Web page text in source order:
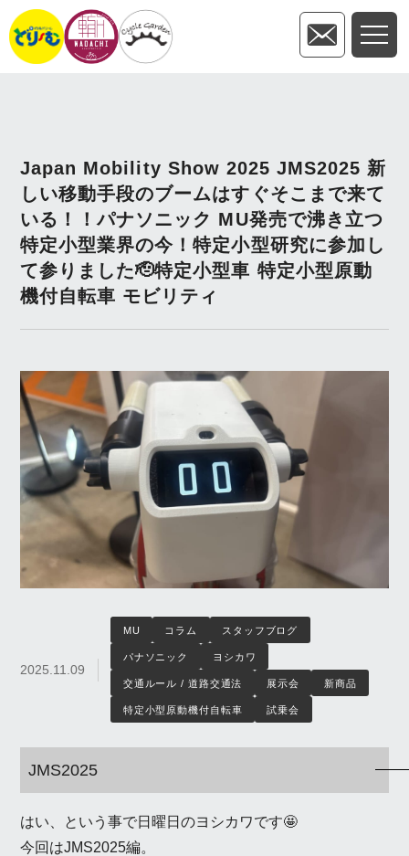
Japan Mobility Show 2025 JMS2025 新
しい移動手段のブームはすぐそこまで来て
いる！！パナソニック MU発売で沸き立つ
特定小型業界の今！特定小型研究に参加し
て参りました🫡特定小型車 特定小型原動
機付自転車 モビリティ
2025.11.09
MU コラム スタッフブログ
パナソニック ヨシカワ
交通ルール / 道路交通法 展示会 新商品
特定小型原動機付自転車 試乗会
JMS2025
はい、という事で日曜日のヨシカワです🤩
今回はJMS2025編。